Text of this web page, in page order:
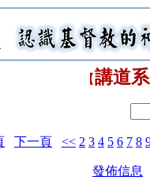
【講道
下一頁 << 2 3 4 5 6 7 8
發佈信息